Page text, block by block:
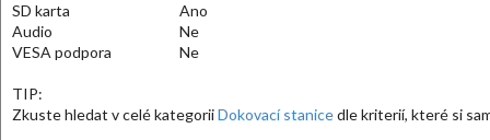
SD karta
Ano
Audio
Ne
VESA podpora
Ne
TIP:
Zkuste hledat v celé kategoriiDokovací stanicedle kriterií, které si